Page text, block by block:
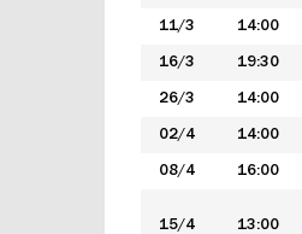
11/3 14:00
16/3 19:30
26/3 14:00
02/4 14:00
08/4 16:00
15/4 13:00